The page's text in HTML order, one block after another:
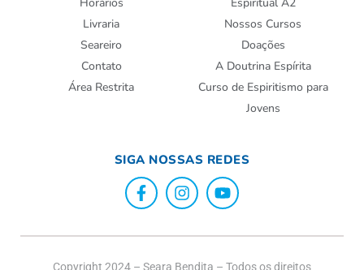
Livraria
Seareiro
Contato
Área Restrita
Nossos Cursos
Doações
A Doutrina Espírita
Curso de Espiritismo para
Jovens
SIGA NOSSAS REDES
Copyright 2024 – Seara Bendita – Todos os direitos